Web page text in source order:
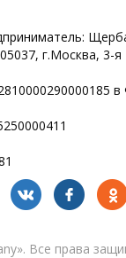
г.Москва, 3-я
Все права